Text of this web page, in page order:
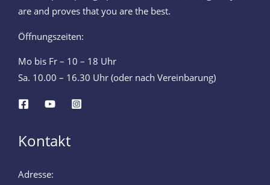
are and proves that you are the best.
Öffnungszeiten:
Mo bis Fr – 10 – 18 Uhr
Sa. 10.00 – 16.30 Uhr (oder nach Vereinbarung)
Kontakt
Adresse: